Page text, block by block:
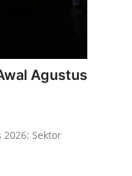
Agustus
2026: Sektor